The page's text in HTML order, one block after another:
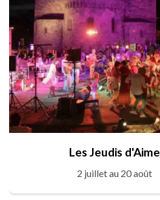
Les Jeudis d'Aime
2 juillet au 20 août